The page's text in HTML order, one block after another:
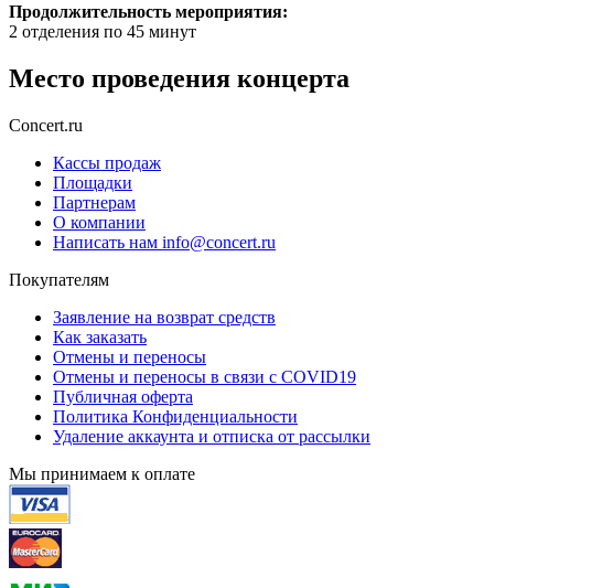
Продолжительность мероприятия:
2 отделения по 45 минут
Место проведения концерта
Concert.ru
Кассы продаж
Площадки
Партнерам
О компании
Написать нам info@concert.ru
Покупателям
Заявление на возврат средств
Как заказать
Отмены и переносы
Отмены и переносы в связи с COVID19
Публичная оферта
Политика Конфиденциальности
Удаление аккаунта и отписка от рассылки
Мы принимаем к оплате